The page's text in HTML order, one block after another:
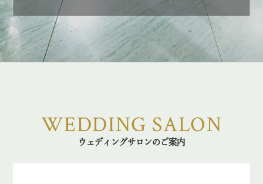
WEDDING SALON
ウェディングサロンのご案内